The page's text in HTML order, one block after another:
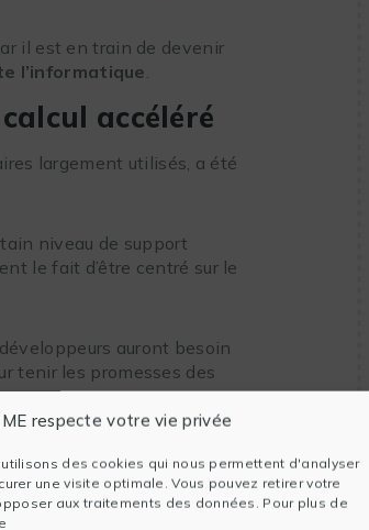
respecte votre vie privée
des cookies qui nous permettent d'analyser
une visite optimale. Vous pouvez retirer votre
aux traitements des données. Pour plus de
il est en train de devenir
l’informatique.
accéléré
largement utilisés, a été
niveau de support
le fait d’être centré sur le
auront besoin
tenir les promesses des
à l’émergence d’une